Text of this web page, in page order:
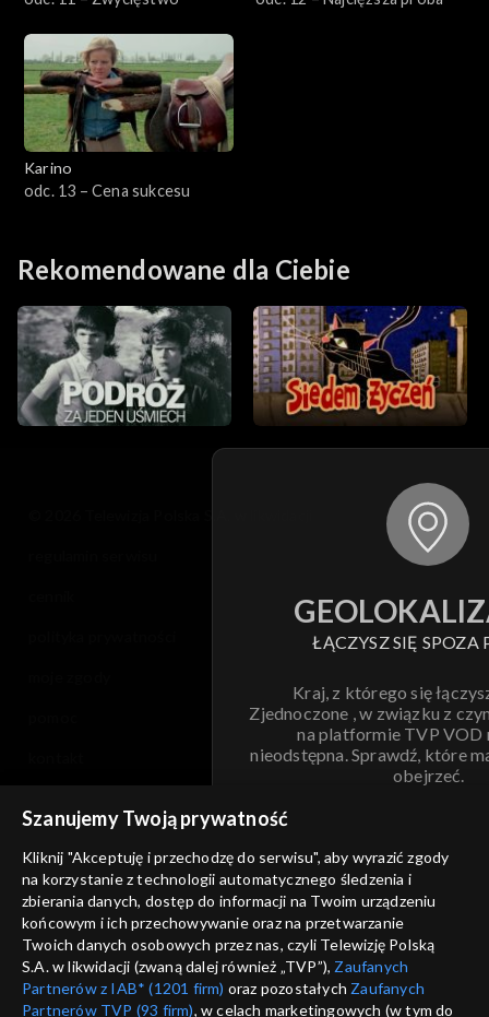
Karino
odc. 13 – Cena sukcesu
Rekomendowane dla Ciebie
ŁĄCZYSZ SIĘ SPOZA
Kraj, z którego się
Zjednoczone , w związku z
na platformie TVP VOD
nieodstępna. Sprawdź, które
obejrzeć.
ANULUJ
informacje o dostawcy usług
Szanujemy Twoją prywatność
Kliknij "Akceptuję i przechodzę do serwisu", aby wyrazić zgody
na korzystanie z technologii automatycznego śledzenia i
zbierania danych, dostęp do informacji na Twoim urządzeniu
końcowym i ich przechowywanie oraz na przetwarzanie
Twoich danych osobowych przez nas, czyli Telewizję Polską
S.A. w likwidacji (zwaną dalej również „TVP”), Zaufanych
Partnerów z IAB* (1201 firm) oraz pozostałych Zaufanych
Partnerów TVP (93 firm), w celach marketingowych (w tym do